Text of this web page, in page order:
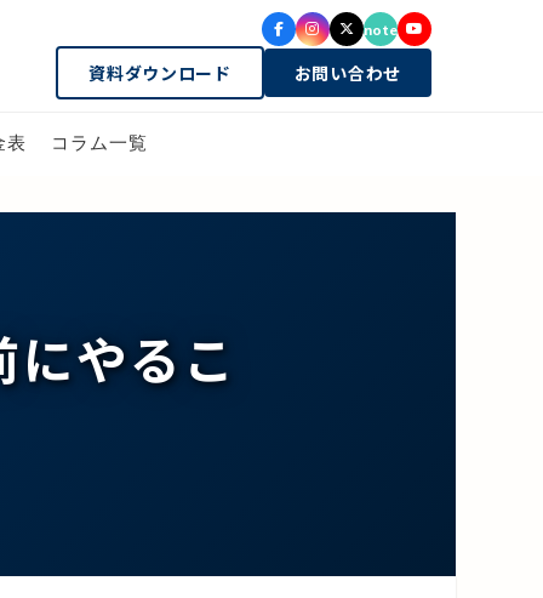
note
資料ダウンロード お問い合わせ
表 コラム一覧
やるこ